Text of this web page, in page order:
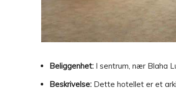
Beliggenhet: I sentrum, nær Blaha
Beskrivelse: Dette hotellet er et